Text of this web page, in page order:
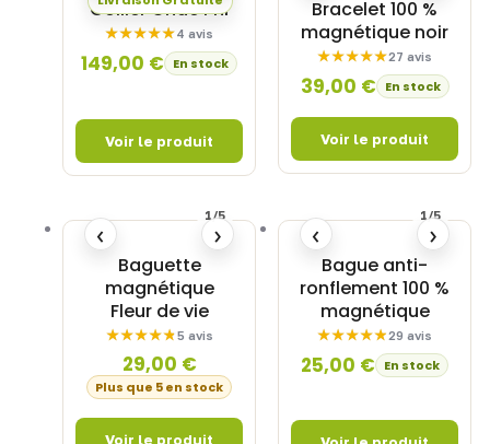
Collier Onde Phi
4 avis
149,00 € En stock
Bracelet 100 %
magnétique noir
27 avis
39,00 € En stock
Baguette
magnétique
Fleur de vie
5 avis
29,00 €
Plus que 5 en stock
‹ ›
1/5
Bague anti-
ronflement 100 %
magnétique
29 avis
25,00 € En stock
‹ ›
1/5